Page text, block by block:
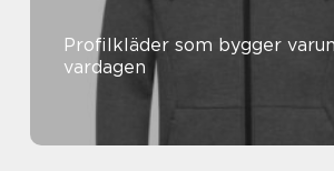
Profilkläder som bygger
vardagen